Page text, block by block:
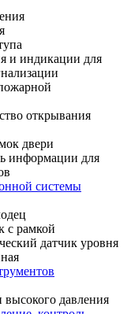
и индикации для
открывания
двери
информации для
системы
с рамкой
датчик уровня
давления